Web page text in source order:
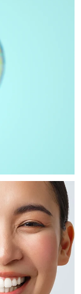
young skin
Set
PAP gel
set
LED mask
massager
device
期
期
期
期
期08/08/2026
期 08/08/2026
期08/08/2026
日期12/08/2026
期08/08/2026